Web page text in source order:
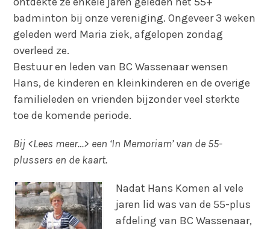
badminton bij onze vereniging. Ongeveer 3 weken
geleden werd Maria ziek, afgelopen zondag
overleed ze.
Bestuur en leden van BC Wassenaar wensen
Hans, de kinderen en kleinkinderen en de overige
familieleden en vrienden bijzonder veel sterkte
toe de komende periode.
Bij <Lees meer…> een ‘In Memoriam’ van de 55-
plussers en de kaart.
Nadat Hans Komen al vele
jaren lid was van de 55-plus
afdeling van BC Wassenaar,